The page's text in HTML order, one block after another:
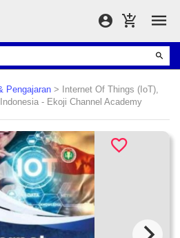
Pengajaran > Internet Of Things (IoT),
- Ekoji Channel Academy